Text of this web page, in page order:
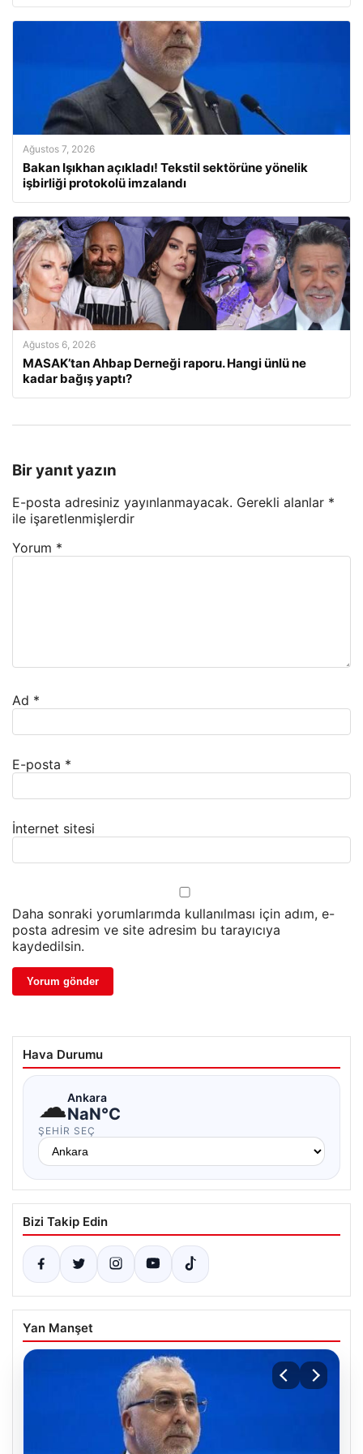
Ağustos 7, 2026
Bakan Işıkhan açıkladı! Tekstil sektörüne yönelik
işbirliği protokolü imzalandı
Ağustos 6, 2026
MASAK’tan Ahbap Derneği raporu. Hangi ünlü ne
kadar bağış yaptı?
Bir yanıt yazın
E-posta adresiniz yayınlanmayacak. Gerekli alanlar *
ile işaretlenmişlerdir
Yorum *
Ad *
E-posta *
İnternet sitesi
Daha sonraki yorumlarımda kullanılması için adım, e-
posta adresim ve site adresim bu tarayıcıya
kaydedilsin.
Hava Durumu
☁Ankara
NaN°C
ŞEHIR SEÇ
Bizi Takip Edin
Yan Manşet